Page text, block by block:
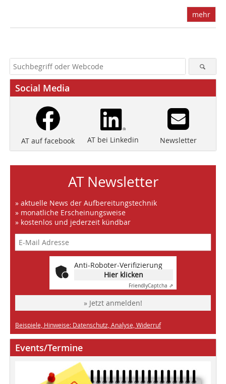
mehr
Social Media
AT auf facebook AT bei Linkedin Newsletter
AT Newsletter
» aktuelle News der Aufbereitungstechnik
» monatliche Erscheinungsweise
» kostenlos und jederzeit kündbar
Anti-Roboter-Verifizierung
Hier klicken
FriendlyCaptcha ⇗
» Jetzt anmelden!
Beispiele, Hinweise: Datenschutz, Analyse, Widerruf
Events/Termine